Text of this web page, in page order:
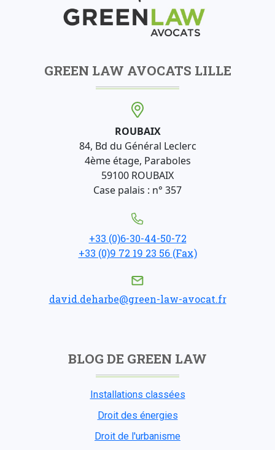
GREEN LAW AVOCATS LILLE
ROUBAIX
84, Bd du Général Leclerc
4ème étage, Paraboles
59100 ROUBAIX
Case palais : n° 357
+33 (0)6-30-44-50-72
+33 (0)9 72 19 23 56 (Fax)
david.deharbe@green-law-avocat.fr
BLOG DE GREEN LAW
Installations classées
Droit des énergies
Droit de l'urbanisme